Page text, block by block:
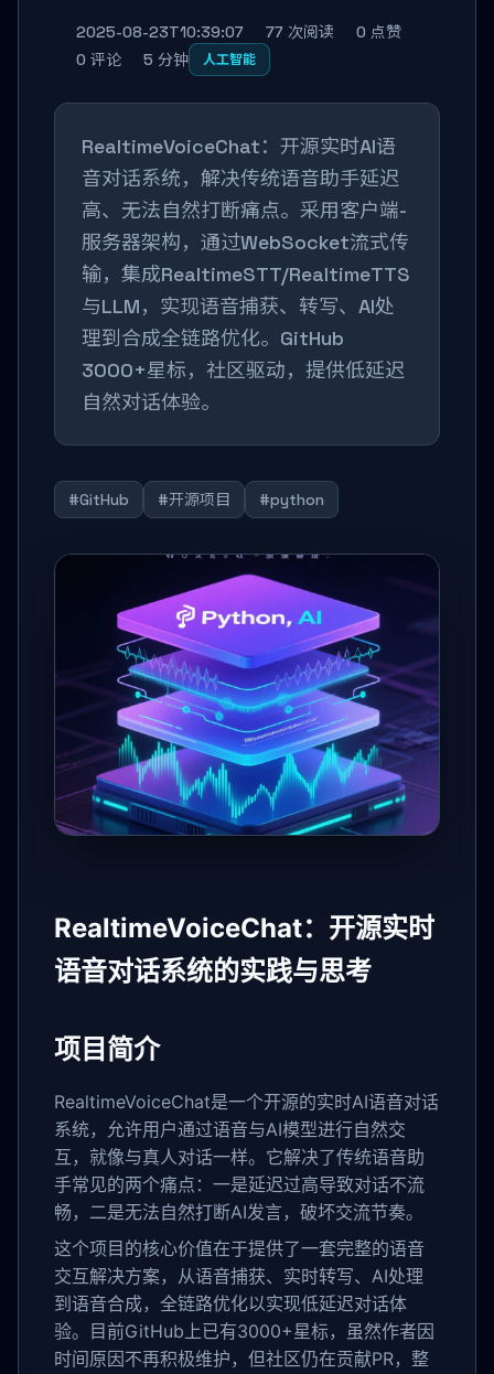
2025-08-23T10:39:07 77 次阅读
0 点赞
0 评论
5 分钟 人工智能
RealtimeVoiceChat：开源实时AI语
音对话系统，解决传统语音助手延迟
高、无法自然打断痛点。采用客户端-
服务器架构，通过WebSocket流式传
输，集成RealtimeSTT/RealtimeTTS
与LLM，实现语音捕获、转写、AI处
理到合成全链路优化。GitHub
3000+星标，社区驱动，提供低延迟
自然对话体验。
#GitHub #开源项目 #python
RealtimeVoiceChat：开源实时
语音对话系统的实践与思考
项目简介
RealtimeVoiceChat是一个开源的实时AI语音对话
系统，允许用户通过语音与AI模型进行自然交
互，就像与真人对话一样。它解决了传统语音助
手常见的两个痛点：一是延迟过高导致对话不流
畅，二是无法自然打断AI发言，破坏交流节奏。
这个项目的核心价值在于提供了一套完整的语音
交互解决方案，从语音捕获、实时转写、AI处理
到语音合成，全链路优化以实现低延迟对话体
验。目前GitHub上已有3000+星标，虽然作者因
时间原因不再积极维护，但社区仍在贡献PR，整